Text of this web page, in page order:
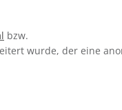
bzw.
wurde, der eine